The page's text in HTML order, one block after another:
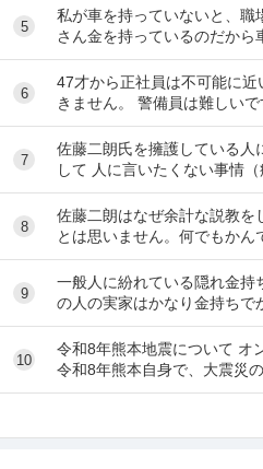
5
私が車を持っていないと、職
さん金を持っているのだから
す。 でも なんで しんどい思
6
47才から正社員は不可能に
きません。 警備員は難しい
運転手は無理です。できませ
7
佐藤二朗氏を擁護している人
して 人に言いたくない事情
り、上司や総務等に相談した
8
佐藤二朗はなぜ余計な説教を
とは思いません。何でもかん
風潮に反対です。ただ、橋本
9
一般人に紛れている隠れ金持
の人の実家はかなり金持ちで
だな」とわかる特徴を教えて
10
令和8年熊本地震について オ
令和8年熊本自身で、大震災
員に売上金の確保（金庫への